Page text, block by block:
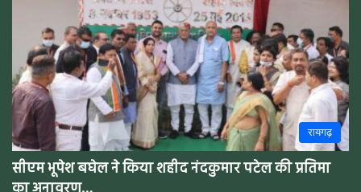
रायगढ़
सीएम भूपेश बघेल ने किया शहीद नंदकुमार पटेल की प्रतिमा